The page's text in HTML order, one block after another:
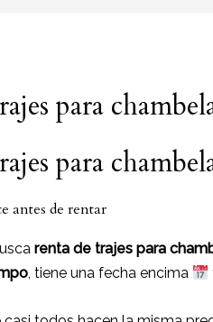
para
para
antes de rentar
renta de trajes para
, tiene una fecha encima